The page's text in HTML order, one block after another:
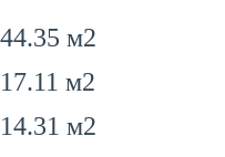
44.35 м2
17.11 м2
14.31 м2